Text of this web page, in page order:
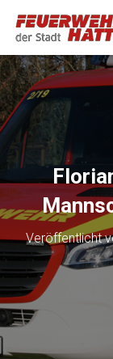
Veröffentlicht